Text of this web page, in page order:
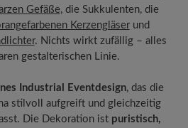
Gefäße, die Sukkulenten, die
Kerzengläserund
. Nichts wirkt zufällig – alles
gestalterischen Linie.
Industrial Eventdesign, das die
stilvoll aufgreift und gleichzeitig
Die Dekoration ist puristisch,